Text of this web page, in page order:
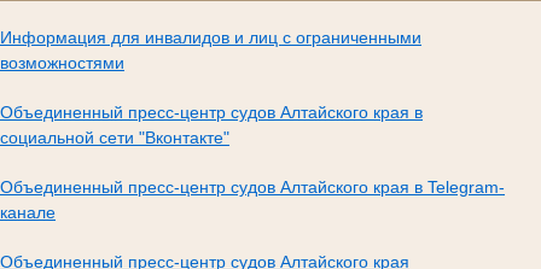
Информация для инвалидов и лиц с ограниченными
возможностями
Объединенный пресс-центр судов Алтайского края в
социальной сети "Вконтакте"
Объединенный пресс-центр судов Алтайского края в Telegram-
канале
Объединенный пресс-центр судов Алтайского края